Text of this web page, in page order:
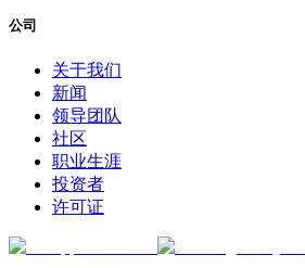
公司
关于我们
新闻
领导团队
社区
职业生涯
投资者
许可证